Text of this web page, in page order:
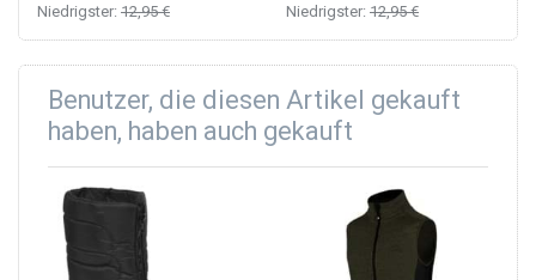
Niedrigster: 12,95 € Niedrigster: 12,95 €
Benutzer, die diesen Artikel gekauft
haben, haben auch gekauft